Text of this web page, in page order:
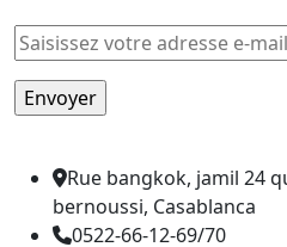
Rue bangkok, jamil 24
bernoussi, Casablanca
0522-66-12-69/70